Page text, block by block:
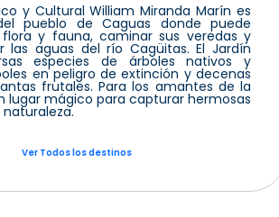
y Cultural William Miranda Marín es
pueblo de Caguas donde puede
y fauna, caminar sus veredas y
las aguas del río Cagüitas. El Jardín
especies de árboles nativos y
en peligro de extinción y decenas
frutales. Para los amantes de la
lugar mágico para capturar hermosas
Ver Todos los destinos